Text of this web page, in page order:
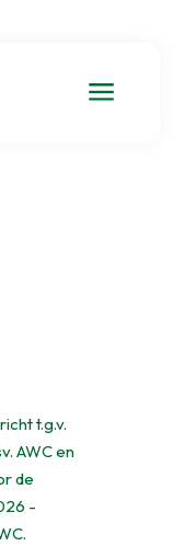
a
t.g.v.
AWC en
de
-